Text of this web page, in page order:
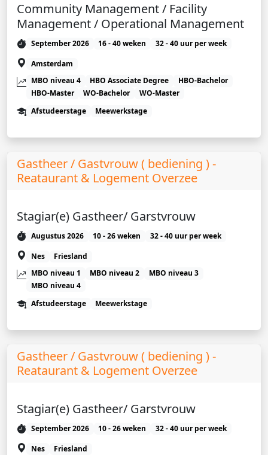
Community Management / Facility
Management / Operational Management
September 2026 16 - 40 weken
32 - 40 uur per week
Amsterdam
MBO niveau 4
HBO Associate Degree
HBO-Bachelor
HBO-Master
WO-Bachelor
WO-Master
Afstudeerstage
Meewerkstage
Gastheer / Gastvrouw ( bediening ) -
Reataurant & Logement Overzee
Stagiar(e) Gastheer/ Garstvrouw
Augustus 2026 10 - 26 weken
32 - 40 uur per week
Nes
Friesland
MBO niveau 1
MBO niveau 2
MBO niveau 3
MBO niveau 4
Afstudeerstage
Meewerkstage
Gastheer / Gastvrouw ( bediening ) -
Reataurant & Logement Overzee
Stagiar(e) Gastheer/ Garstvrouw
September 2026 10 - 26 weken
32 - 40 uur per week
Nes
Friesland